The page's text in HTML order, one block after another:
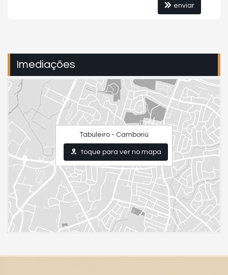
enviar
Imediações
Tabuleiro - Camboriú
toque para ver no mapa